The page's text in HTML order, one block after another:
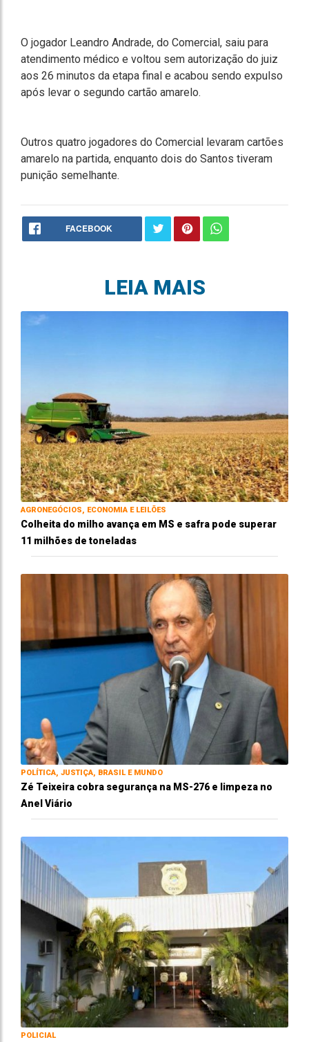
O jogador Leandro Andrade, do Comercial, saiu para
atendimento médico e voltou sem autorização do juiz
aos 26 minutos da etapa final e acabou sendo expulso
após levar o segundo cartão amarelo.
Outros quatro jogadores do Comercial levaram cartões
amarelo na partida, enquanto dois do Santos tiveram
punição semelhante.
FACEBOOK
LEIA MAIS
AGRONEGÓCIOS, ECONOMIA E LEILÕES
Colheita do milho avança em MS e safra pode superar
11 milhões de toneladas
POLÍTICA, JUSTIÇA, BRASIL E MUNDO
Zé Teixeira cobra segurança na MS-276 e limpeza no
Anel Viário
POLICIAL